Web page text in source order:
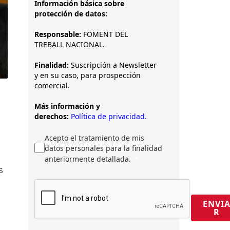
Información básica sobre
protección de datos:
Responsable: FOMENT DEL
TREBALL NACIONAL.
Finalidad: Suscripción a Newsletter
y en su caso, para prospección
comercial.
Más información y
derechos: Política de privacidad.
Acepto el tratamiento de mis
datos personales para la finalidad
anteriormente detallada.
ENVIA
R